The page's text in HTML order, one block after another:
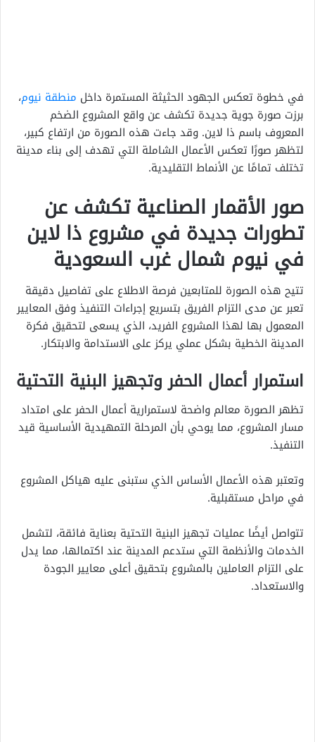
في خطوة تعكس الجهود الحثيثة المستمرة داخل منطقة نيوم،
برزت صورة جوية جديدة تكشف عن واقع المشروع الضخم
المعروف باسم ذا لاين. وقد جاءت هذه الصورة من ارتفاع كبير،
لتظهر صورًا تعكس الأعمال الشاملة التي تهدف إلى بناء مدينة
تختلف تمامًا عن الأنماط التقليدية.
صور الأقمار الصناعية تكشف عن
تطورات جديدة في مشروع ذا لاين
في نيوم شمال غرب السعودية
تتيح هذه الصورة للمتابعين فرصة الاطلاع على تفاصيل دقيقة
تعبر عن مدى التزام الفريق بتسريع إجراءات التنفيذ وفق المعايير
المعمول بها لهذا المشروع الفريد، الذي يسعى لتحقيق فكرة
المدينة الخطية بشكل عملي يركز على الاستدامة والابتكار.
استمرار أعمال الحفر وتجهيز البنية التحتية
تظهر الصورة معالم واضحة لاستمرارية أعمال الحفر على امتداد
مسار المشروع، مما يوحي بأن المرحلة التمهيدية الأساسية قيد
التنفيذ.
وتعتبر هذه الأعمال الأساس الذي ستبنى عليه هياكل المشروع
في مراحل مستقبلية.
تتواصل أيضًا عمليات تجهيز البنية التحتية بعناية فائقة، لتشمل
الخدمات والأنظمة التي ستدعم المدينة عند اكتمالها، مما يدل
على التزام العاملين بالمشروع بتحقيق أعلى معايير الجودة
والاستعداد.